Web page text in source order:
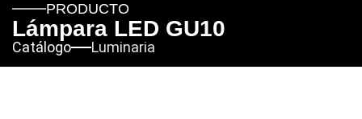
PRODUCTO
Lámpara LED GU10
Catálogo Luminaria